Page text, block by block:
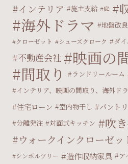
インテリア 施主支給 庭
海外ドラマ 地盤改良
クローゼット シューズクローク ダ
不動産会社 映画の
間取り ランドリールーム
インテリア、映画の間取り、海外ド
住宅ローン 室内物干し パント
分離発注 対面式キッチン 吹
ウォークインクローゼッ
シンボルツリー 造作収納家具
ア